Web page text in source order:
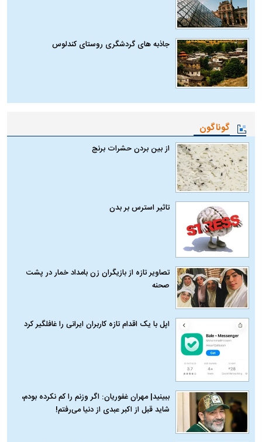
جاذبه های گردشگری روستای کندلوس
گوناگون
از بین بردن حشرات برنج
تاثیر استرس بر بدن
تصاویر تازه از بازیگران زن بامداد خمار در پشت
صحنه
اپل با یک اقدام تازه کاربران ایرانی را غافلگیر کرد
ببینید| مهران غفوریان: اگر وزنم را کم نکرده بودم،
شاید قبل از اکبر عبدی از دنیا می‌رفتم!